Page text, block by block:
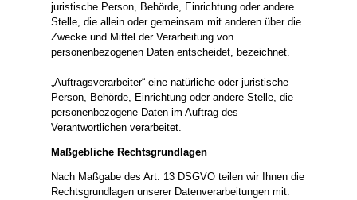
juristische Person, Behörde, Einrichtung oder andere
Stelle, die allein oder gemeinsam mit anderen über die
Zwecke und Mittel der Verarbeitung von
personenbezogenen Daten entscheidet, bezeichnet.
„Auftragsverarbeiter“ eine natürliche oder juristische
Person, Behörde, Einrichtung oder andere Stelle, die
personenbezogene Daten im Auftrag des
Verantwortlichen verarbeitet.
Maßgebliche Rechtsgrundlagen
Nach Maßgabe des Art. 13 DSGVO teilen wir Ihnen die
Rechtsgrundlagen unserer Datenverarbeitungen mit.